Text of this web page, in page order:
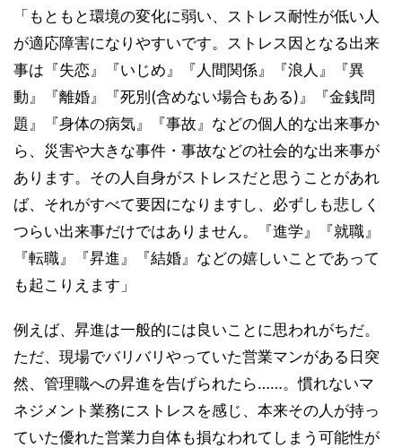
「もともと環境の変化に弱い、ストレス耐性が低い人
が適応障害になりやすいです。ストレス因となる出来
事は『失恋』『いじめ』『人間関係』『浪人』『異
動』『離婚』『死別(含めない場合もある)』『金銭問
題』『身体の病気』『事故』などの個人的な出来事か
ら、災害や大きな事件・事故などの社会的な出来事が
あります。その人自身がストレスだと思うことがあれ
ば、それがすべて要因になりますし、必ずしも悲しく
つらい出来事だけではありません。『進学』『就職』
『転職』『昇進』『結婚』などの嬉しいことであって
も起こりえます」
例えば、昇進は一般的には良いことに思われがちだ。
ただ、現場でバリバリやっていた営業マンがある日突
然、管理職への昇進を告げられたら……。慣れないマ
ネジメント業務にストレスを感じ、本来その人が持っ
ていた優れた営業力自体も損なわれてしまう可能性が